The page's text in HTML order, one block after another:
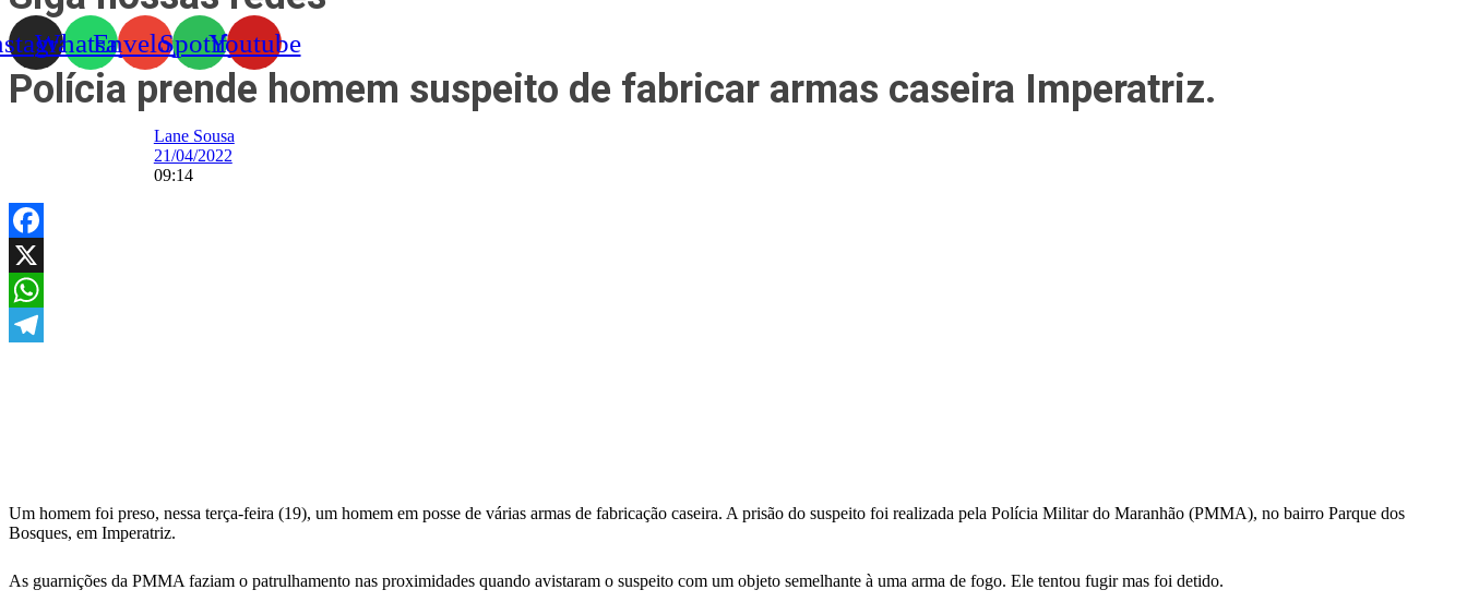
WhatsappEnvelopeSpotifyYoutube
Polícia prende homem suspeito de fabricar armas caseira Imperatriz.
Lane Sousa
21/04/2022
09:14
Facebook
X
WhatsApp
Um homem foi preso, nessa terça-feira (19), um homem em posse de várias armas de fabricação caseira. A prisão do suspeito foi realizada pela Polícia Militar do Maranhão (PMMA), no bairro Parque dos
Bosques, em Imperatriz.
As guarnições da PMMA faziam o patrulhamento nas proximidades quando avistaram o suspeito com um objeto semelhante à uma arma de fogo. Ele tentou fugir mas foi detido.